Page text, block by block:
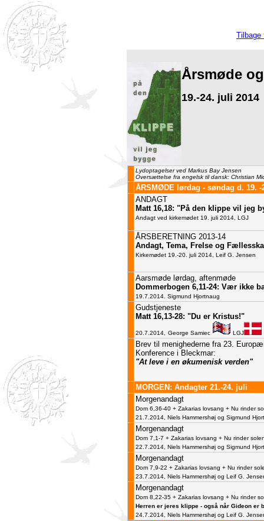
Tilbage
Årsmøde
19.-24. juli 2014
Lydoptagelser ved Markus Bay Jensen
Oversættelse fra engelsk til dansk: Christian
ÅRSMØDE lørdag - søndag d. 19.
ANDAGT
Matt 16,18: "På den klippe vil jeg
Andagt ved kirkemødet 19. juli 2014, LGJ
ÅRSBERETNING 2013-14
Andagt, Tema, Frelse og
Kirkemødet 19.-20. juli 2014, Leif G. Jensen
Aarsmøde lørdag, aftenmøde
Dommerbogen 6,11-24: Vær ikke
19.7.2014. Sigmund Hjortnaug
Gudstjeneste
Matt 16,13-28: "Du er Kristus!"
20.7.2014, George Samiec LGJ
Brev til menighederne fra 23.
Konference i Bleckmar:
"At leve i en økumenisk verden"
MORGEN: Andagter 21.-24. juli
Morgenandagt
Dom 6,36-40 + Zakarias lovsang + Nu rinder
21.7.2014, Niels Hammershøj og Sigmund
Morgenandagt
Dom 7,1-7 + Zakarias lovsang + Nu rinder
22.7.2014, Niels Hammershøj og Sigmund
Morgenandagt
Dom 7,9-22 + Zakarias lovsang + Nu rinder
23.7.2014, Niels Hammershøj og Leif G.
Morgenandagt
Dom 8,22-35 + Zakarias lovsang + Nu rinder
Herren er jeres klippe - også når Gideon er
24.7.2014, Niels Hammershøj og Leif G.